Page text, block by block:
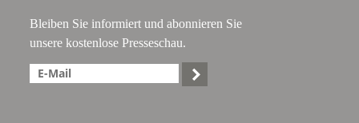
Bleiben Sie informiert und abonnieren Sie
unsere kostenlose Presseschau.
